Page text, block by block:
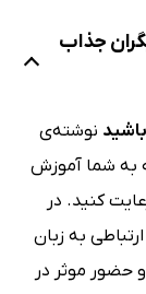
جذاب
نوشته‌ی
به شما آموزش
کنید. در
به زبان
حضور موثر در